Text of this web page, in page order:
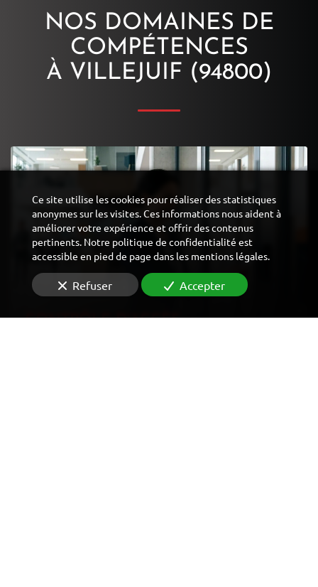
NOS DOMAINES DE
COMPÉTENCES
À VILLEJUIF (94800)
CONTRÔLE D'ACCÈS
Ce site utilise les cookies pour réaliser des statistiques
anonymes sur les visites. Ces informations nous aident à
améliorer votre expérience et offrir des contenus
pertinents. Notre politique de confidentialité est
accessible en pied de page dans les mentions légales.
Refuser Accepter